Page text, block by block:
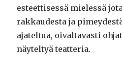
esteettisessä mielessä
rakkaudesta ja
ajateltua, oivaltavasti
näyteltyä teatteria.